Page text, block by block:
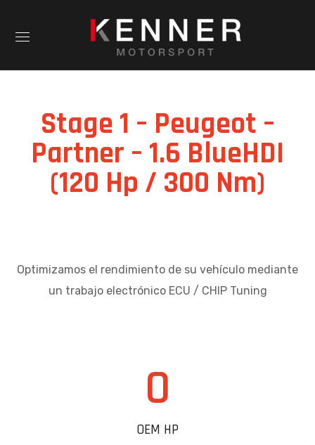
Stage 1 – Peugeot –
Partner – 1.6 BlueHDI
(120 Hp / 300 Nm)
Optimizamos el rendimiento de su vehículo mediante
un trabajo electrónico ECU / CHIP Tuning
0
OEM HP